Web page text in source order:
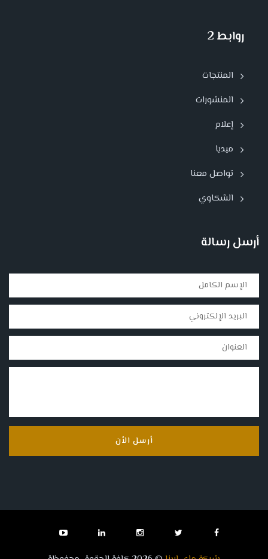
روابط 2
المنتجات
المنشورات
إعلام
ميديا
تواصل معنا
الشكاوي
أرسل رسالة
أرسل الأن